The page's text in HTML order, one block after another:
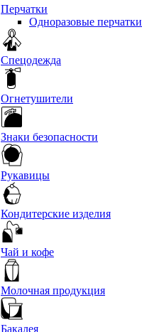
Перчатки
Одноразовые перчатки
Спецодежда
Огнетушители
Знаки безопасности
Рукавицы
Кондитерские изделия
Чай и кофе
Молочная продукция
Бакалея